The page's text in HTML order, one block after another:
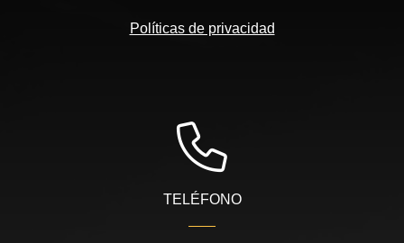
Políticas de privacidad
TELÉFONO